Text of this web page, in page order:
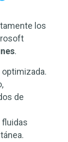
los
.
de